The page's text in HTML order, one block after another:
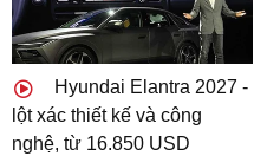
Hyundai Elantra 2027 -
lột xác thiết kế và công
nghệ, từ 16.850 USD